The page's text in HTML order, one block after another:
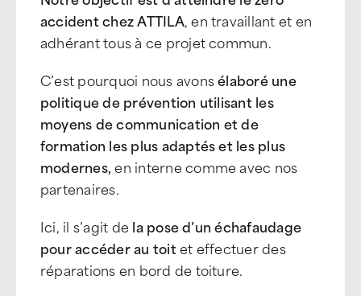
accident chez ATTILA, en travaillant et en
adhérant tous à ce projet commun.
C’est pourquoi nous avonsélaboré une
politique de prévention utilisant les
moyens de communication et de
formation les plus adaptés et les plus
modernes,en interne comme avec nos
partenaires.
Ici, il s’agit de la pose d’un échafaudage
pour accéder au toitet effectuer des
réparations en bord de toiture.